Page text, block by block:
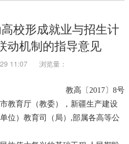
校形成就业与招生计
动机制的指导意见
11:07 浏览量：
教高〔2017〕8号
教育厅（教委），新疆生产建设
位）教育司（局）,部属各高等公